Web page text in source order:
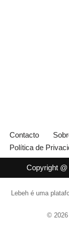
Contacto
Política de
Copyright
Lebeh é uma
© 2026